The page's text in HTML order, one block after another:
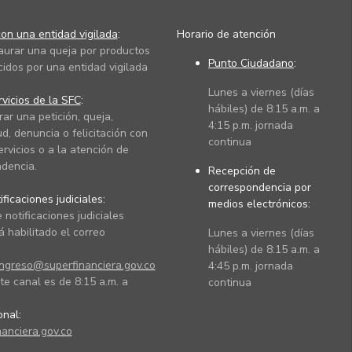
una entidad vigilada:
una queja por productos
por una entidad vigilada
de la SFC:
una petición, queja,
denuncia o felicitación con
o a la atención de
judiciales:
notificaciones judiciales
habilitado el correo
canal es de 8:15 a.m. a
Horario de atención
Punto Ciudadano:
Lunes a viernes (días
hábiles) de 8:15 a.m. a
4:15 p.m. jornada
continua
Recepción de
correspondencia por
medios electrónicos:
Lunes a viernes (días
hábiles) de 8:15 a.m. a
4:45 p.m. jornada
continua